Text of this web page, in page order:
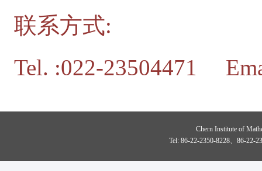
联系方式:
Tel. :022-23504471
Chern Institute of
Tel: 86-22-2350-8228、86-22-